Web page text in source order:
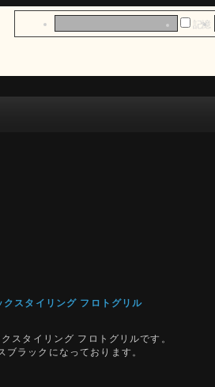
記憶
スタイリング フロトグリル
スタイリング フロトグリルです。
ラックになっております。